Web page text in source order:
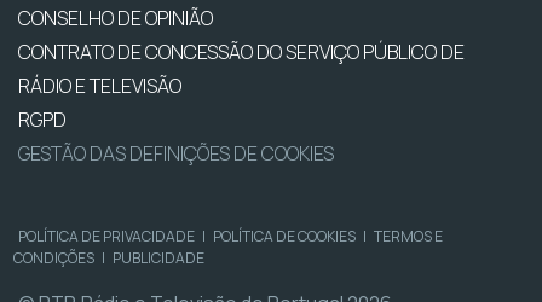
CONSELHO DE OPINIÃO
CONTRATO DE CONCESSÃO DO SERVIÇO PÚBLICO DE
RÁDIO E TELEVISÃO
RGPD
GESTÃO DAS DEFINIÇÕES DE COOKIES
POLÍTICA DE PRIVACIDADE | POLÍTICA DE COOKIES | TERMOS E
CONDIÇÕES | PUBLICIDADE